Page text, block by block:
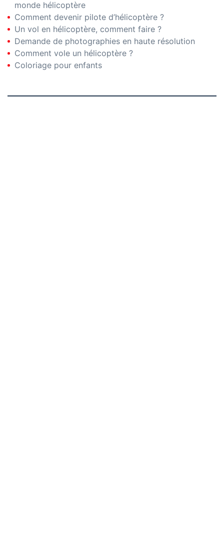
monde hélicoptère
Comment devenir pilote d’hélicoptère ?
Un vol en hélicoptère, comment faire ?
Demande de photographies en haute résolution
Comment vole un hélicoptère ?
Coloriage pour enfants